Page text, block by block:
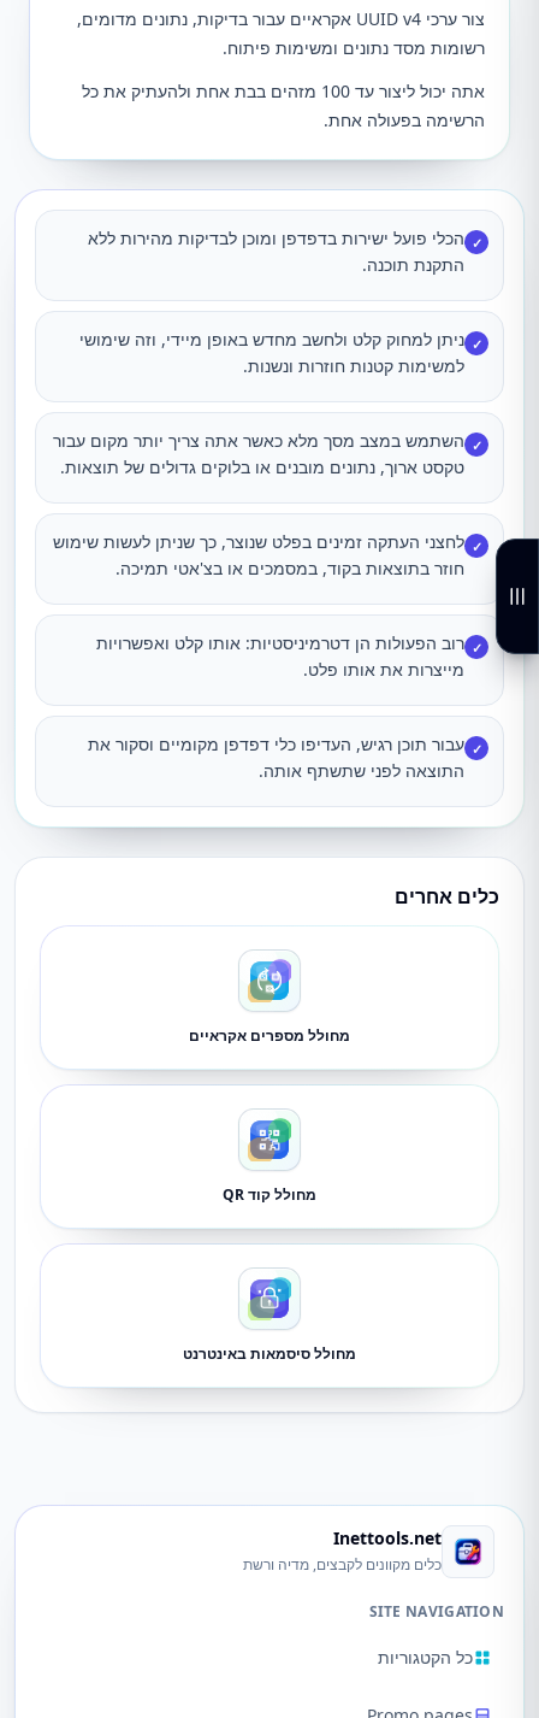
צור ערכי UUID v4 אקראיים עבור בדיקות, נתונים מדומים,
רשומות מסד נתונים ומשימות פיתוח.
אתה יכול ליצור עד 100 מזהים בבת אחת ולהעתיק את כל
הרשימה בפעולה אחת.
✓ הכלי פועל ישירות בדפדפן ומוכן לבדיקות מהירות ללא
התקנת תוכנה.
✓ ניתן למחוק קלט ולחשב מחדש באופן מיידי, וזה שימושי
למשימות קטנות חוזרות ונשנות.
✓ השתמש במצב מסך מלא כאשר אתה צריך יותר מקום עבור
טקסט ארוך, נתונים מובנים או בלוקים גדולים של תוצאות.
✓ לחצני העתקה זמינים בפלט שנוצר, כך שניתן לעשות שימוש
חוזר בתוצאות בקוד, במסמכים או בצ'אטי תמיכה.
✓ רוב הפעולות הן דטרמיניסטיות: אותו קלט ואפשרויות
מייצרות את אותו פלט.
✓ עבור תוכן רגיש, העדיפו כלי דפדפן מקומיים וסקור את
התוצאה לפני שתשתף אותה.
כלים אחרים
מחולל מספרים אקראיים
מחולל קוד QR
מחולל סיסמאות באינטרנט
Inettools.net
כלים מקוונים לקבצים, מדיה ורשת
SITE NAVIGATION
כל הקטגוריות